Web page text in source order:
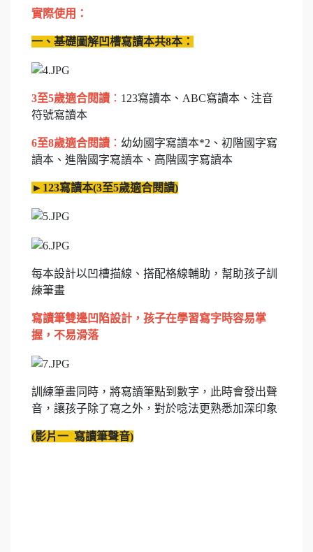
實際使用：
一、 基礎圖解凹槽寫讀本共8本：
3至5歲適合閱讀 ： 123寫讀本、ABC寫讀本、注音
符號寫讀本
6至8歲適合閱讀 ： 幼幼國字寫讀本*2、初階國字寫
讀本、進階國字寫讀本、高階國字寫讀本
► 123寫讀本(3至5歲適合閱讀)
每本設計以凹槽描線、搭配格線輔助，幫助孩子訓
練筆畫
寫讀筆雙邊凹陷設計，孩子在學習寫字時容易掌
握，不易滑落
訓練筆畫同時，將寫讀筆點到數字，此時會發出聲
音，讓孩子除了寫之外，對於唸法更熟悉加深印象
(影片一 寫讀筆聲音)